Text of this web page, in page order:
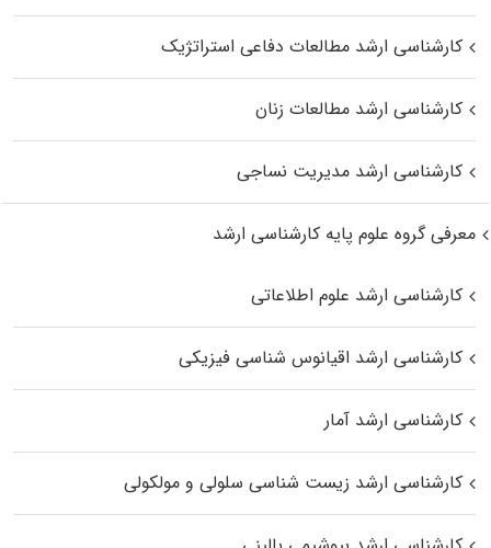
کارشناسی ارشد مطالعات دفاعی استراتژیک
کارشناسی ارشد مطالعات زنان
کارشناسی ارشد مدیریت نساجی
معرفی گروه علوم پایه کارشناسی ارشد
کارشناسی ارشد علوم اطلاعاتی
کارشناسی ارشد اقیانوس‌ شناسی فیزیکی
کارشناسی ارشد آمار
کارشناسی ارشد زیست شناسی سلولی و مولکولی